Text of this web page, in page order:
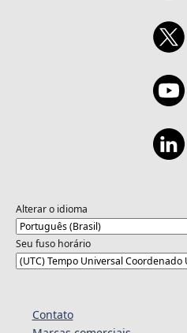
Alterar o idioma
Seu fuso horário
Contato